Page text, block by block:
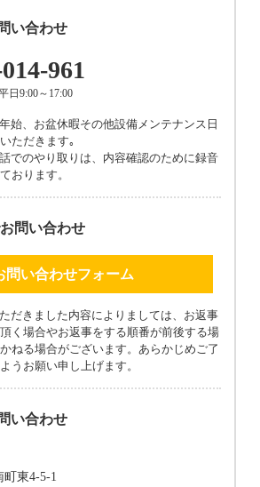
い合わせ
961
日9:00～17:00
始、お盆休暇その他設備メンテナンス日
ただきます｡
でのやり取りは、内容確認のために録音
おります。
問い合わせ
問い合わせフォーム
だきました内容によりましては、お返事
く場合やお返事をする順番が前後する場
ねる場合がございます。あらかじめご了
うお願い申し上げます。
い合わせ
東4-5-1